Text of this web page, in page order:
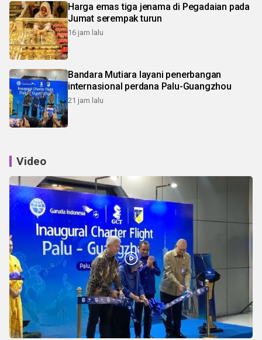
Harga emas tiga jenama di Pegadaian pada
Jumat serempak turun
16 jam lalu
Bandara Mutiara layani penerbangan
internasional perdana Palu-Guangzhou
21 jam lalu
Video